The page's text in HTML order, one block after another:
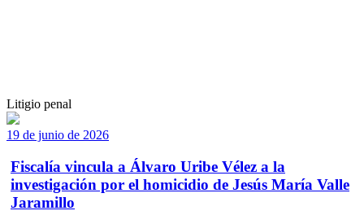
Litigio penal
19 de junio de 2026
Fiscalía vincula a Álvaro Uribe Vélez a la
investigación por el homicidio de Jesús María Valle
Jaramillo